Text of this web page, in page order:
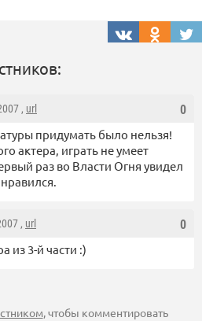
0
, url
придумать было нельзя!
актера, играть не умеет
раз во Власти Огня увидел
0
, url
из 3-й части :)
, чтобы комментировать